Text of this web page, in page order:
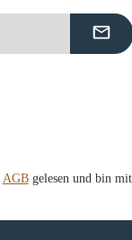
AGBgelesen und bin mit